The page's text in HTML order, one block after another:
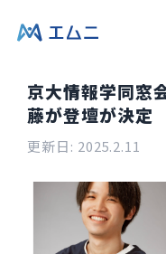
京大情報学同窓
藤が登壇が決定
更新日: 2025.2.11